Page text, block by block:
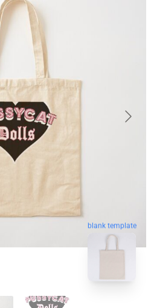
blank template